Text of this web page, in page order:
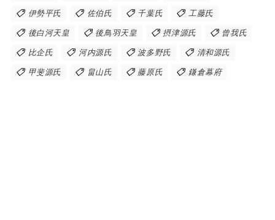
伊勢平氏 佐伯氏 千葉氏 工藤氏
後白河天皇 後鳥羽天皇 摂津源氏 曾我氏
比企氏 河内源氏 波多野氏 清和源氏
甲斐源氏 畠山氏 藤原氏 鎌倉幕府